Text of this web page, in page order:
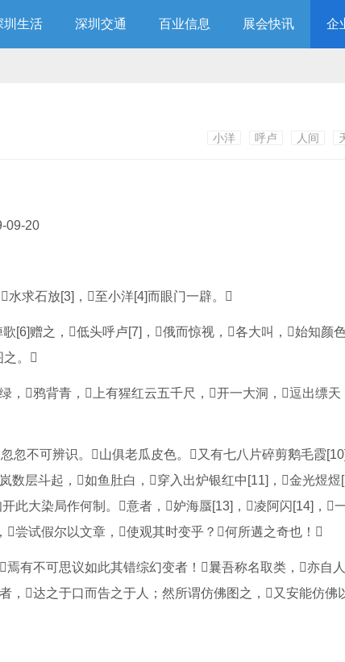
圳生活 深圳交通 百业信息 展会快讯 企
小洋 呼卢 人间
09-20
求石放[3]，至小洋[4]而眼门一辟。
[6]赠之，低头呼卢[7]，俄而惊视，各大叫，始知颜
。
，鸦背青，上有猩红云五千尺，开一大洞，逗出缥天
不可辨识。山俱老瓜皮色。又有七八片碎剪鹅毛霞
数层斗起，如鱼肚白，穿入出炉银红中[11]，金光煜煜
此大染局作何制。意者，妒海蜃[13]，凌阿闪[14]，
尝试假尔以文章，使观其时变乎？何所遘之奇也！
有不可思议如此其错综幻变者！曩吾称名取类，亦自
达之于口而告之于人；然所谓仿佛图之，又安能仿佛